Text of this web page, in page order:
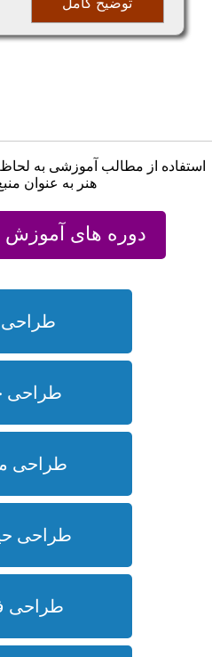
توضیح کامل
استفاده از مطالب آموزشی به لحاظ
هنر به عنوان
دوره های
طراحی
طراحی
طراحی
طراحی
طراحی